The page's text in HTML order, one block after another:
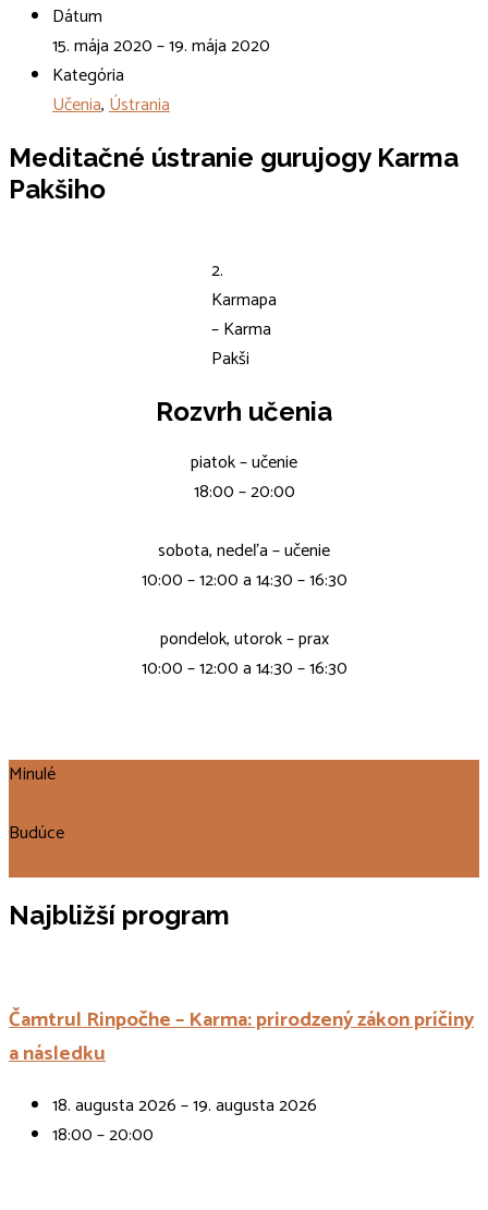
Dátum
15. mája 2020 – 19. mája 2020
Kategória
Učenia,Ústrania
Meditačné ústranie gurujogy Karma
Pakšiho
2.
Karmapa
– Karma
Pakši
Rozvrh učenia
piatok – učenie
18:00 – 20:00
sobota, nedeľa – učenie
10:00 – 12:00 a 14:30 – 16:30
pondelok, utorok – prax
10:00 – 12:00 a 14:30 – 16:30
Minulé
Budúce
Najbližší program
Čamtrul Rinpočhe – Karma: prirodzený zákon príčiny
a následku
18. augusta 2026 – 19. augusta 2026
18:00 – 20:00